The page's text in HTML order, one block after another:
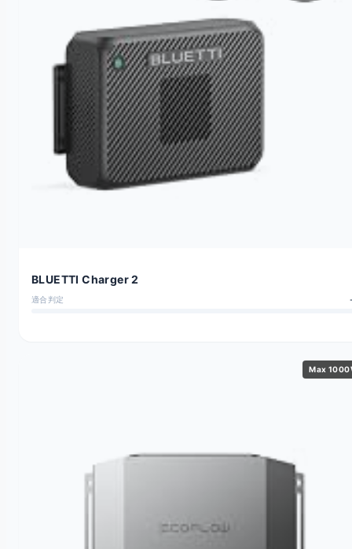
BLUETTI Charger 2
適合判定
Max